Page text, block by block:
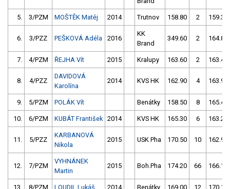
5. 3/PZM MOŠTĚK Matěj 2014 Trutnov 158.80 2 159.30
6. 3/PZZ PEŠKOVÁ Adéla 2016
KK
Brand
349.60 2 164.80
7. 4/PZM ŘEJHA Vít 2015 Kralupy 163.60 2 163.48
8. 4/PZZ
DAVIDOVÁ
Karolína
2014 KVS HK 162.90 4 163.90
9. 5/PZM POLÁK Vít Benátky 158.50 8 165.40
10. 6/PZM KUBÁT František 2014 KVS HK 165.30 6 163.20
11. 5/PZZ
KARBANOVÁ
Nikola
2015 USK Pha 170.50 10 162.90
12. 7/PZM
VYHNÁNEK
Martin
2015 Boh.Pha 174.20 66 166.10
13. 8/PZM LOUDIL Lukáš 2014 Benátky 169.00 12 170.10